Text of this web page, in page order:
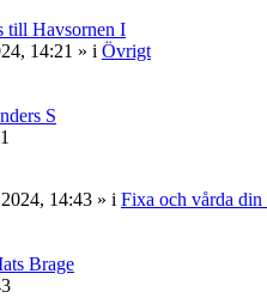
till Havsornen I
14:21 » i Övrigt
S
14:43 » i Fixa och vårda din
Brage